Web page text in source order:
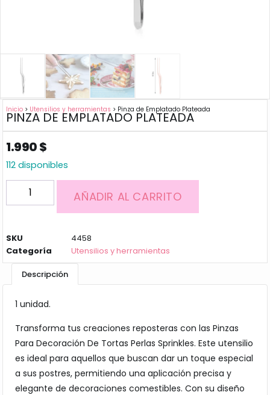
Inicio > Utensilios y herramientas > Pinza de Emplatado Plateada
PINZA DE EMPLATADO PLATEADA
1.990$
112 disponibles
AÑADIR AL CARRITO
SKU
4458
Categoría
Utensilios y herramientas
Descripción
1 unidad.
Transforma tus creaciones reposteras con las Pinzas
Para Decoración De Tortas Perlas Sprinkles. Este utensilio
es ideal para aquellos que buscan dar un toque especial
a sus postres, permitiendo una aplicación precisa y
elegante de decoraciones comestibles. Con su diseño